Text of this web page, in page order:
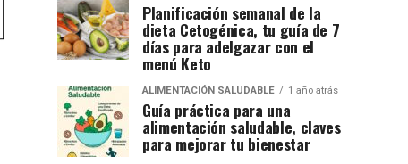
Planificación semanal de la
dieta Cetogénica, tu guía de 7
días para adelgazar con el
menú Keto
ALIMENTACIÓN SALUDABLE 1 año atrás
Guía práctica para una
alimentación saludable, claves
para mejorar tu bienestar